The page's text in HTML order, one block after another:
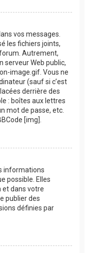
vos messages.
les fichiers joints,
Autrement,
serveur Web public,
image.gif. Vous ne
(sauf si c’est
derrière des
: boîtes aux lettres
mot de passe, etc.
[img].
informations
possible. Elles
et dans votre
publier des
définies par